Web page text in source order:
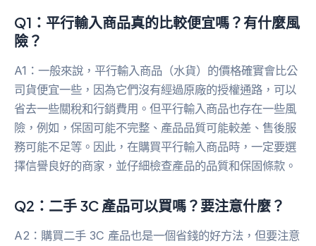
Q1：平行輸入商品真的比較便宜嗎？有什麼風
險？
A1：一般來說，平行輸入商品（水貨）的價格確實會比公
司貨便宜一些，因為它們沒有經過原廠的授權通路，可以
省去一些關稅和行銷費用。但平行輸入商品也存在一些風
險，例如，保固可能不完整、產品品質可能較差、售後服
務可能不足等。因此，在購買平行輸入商品時，一定要選
擇信譽良好的商家，並仔細檢查產品的品質和保固條款。
Q2：二手 3C 產品可以買嗎？要注意什麼？
A2：購買二手 3C 產品也是一個省錢的好方法，但要注意